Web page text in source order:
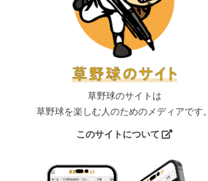
草野球のサイトは
草野球を楽しむ人のためのメディアです。
このサイトについて